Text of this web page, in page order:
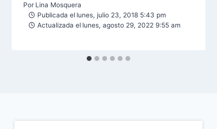
Por Lina Mosquera
Publicada el lunes, julio 23, 2018 5:43 pm
Actualizada el lunes, agosto 29, 2022 9:55 am